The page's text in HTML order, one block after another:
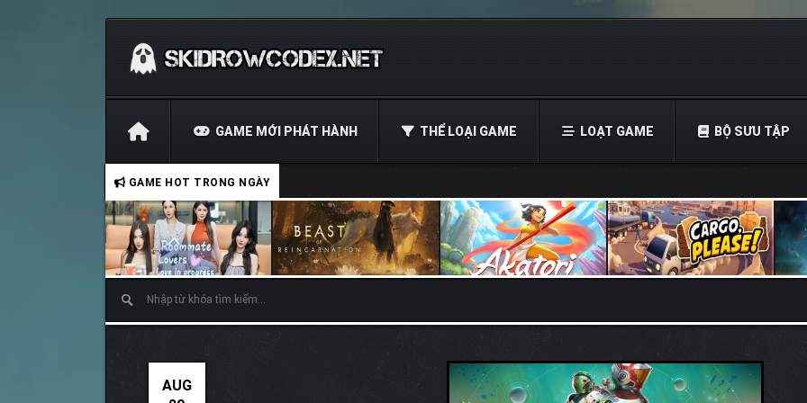
GAME MỚI PHÁT HÀNH THỂ LOẠI GAME LOẠT GAME BỘ SƯU TẬP
GAME HOT TRONG NGÀY
AUG